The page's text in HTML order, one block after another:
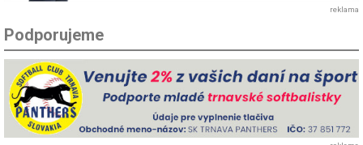
reklama
Podporujeme